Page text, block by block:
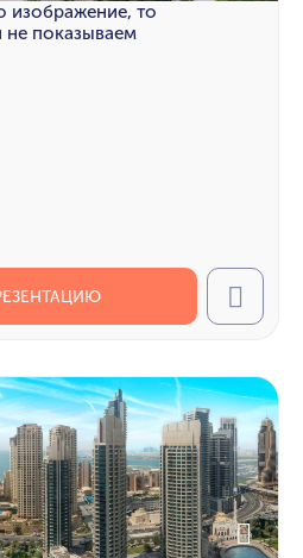
изображение, то
не показываем
Call